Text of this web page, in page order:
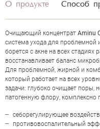
ОЦЕНКА
О продукте Способ
Очищающий концентрат Aminu
система ухода для
борется с акне на всех стадиях
восстанавливает баланс
Для проблемной, жирной и
который работает на всех
задачи: глубоко очищает поры,
патогенную флору, комплексно
себорегулирующее
противовоспалительный